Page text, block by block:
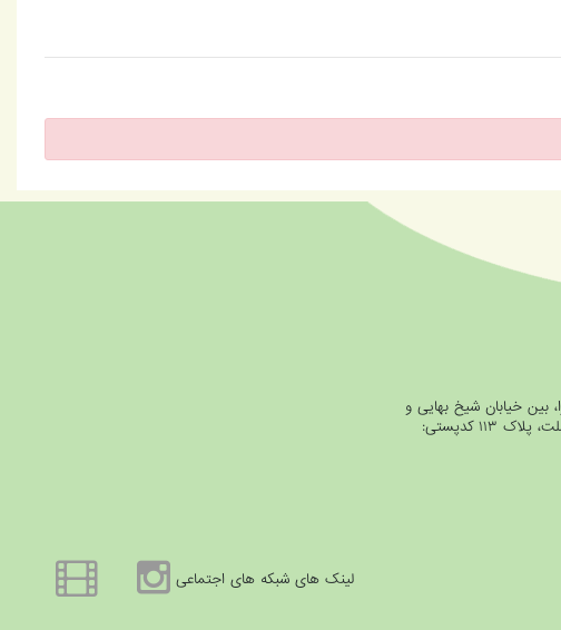
بین خیابان شیخ بهایی و
خیابان شیرازی، جنب بانک ملت، پلاک ۱۱۳ کدپستی:
لینک های شبکه های اجتماعی